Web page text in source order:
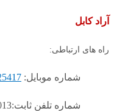
آراد کابل
راه های ارتباطی:
شماره موبایل:
شماره تلفن ثابت:02133911013